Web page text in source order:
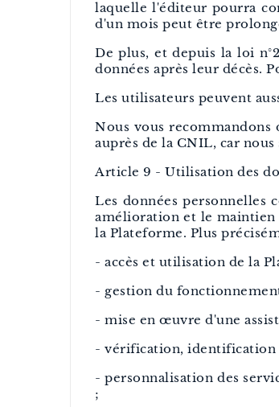
laquelle l'éditeur pourra
d'un mois peut être
De plus, et depuis la loi
données après leur décès.
Les utilisateurs peuvent
Nous vous
auprès de la CNIL, car
Article 9 - Utilisation des
Les données personnelles
amélioration et le maintien
la Plateforme. Plus
- accès et utilisation de la
- gestion du
- mise en œuvre d'une
- vérification, identification
- personnalisation des
;